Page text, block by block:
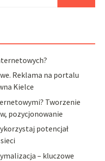
Reklama na portalu
Kielce
Tworzenie
pozycjonowanie
potencjał
– kluczowe